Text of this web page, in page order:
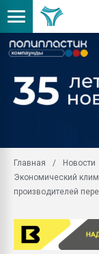
Главная
Новости
Экономический
производителей